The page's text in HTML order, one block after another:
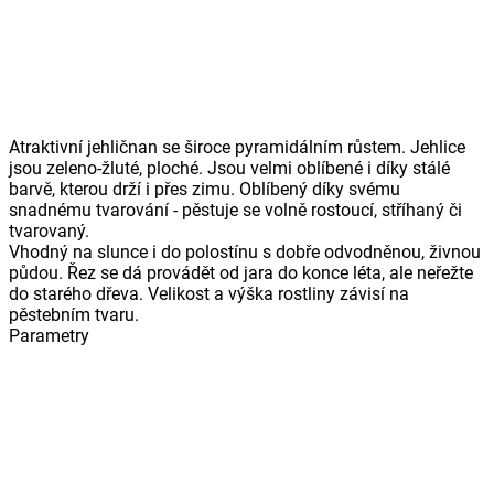
Atraktivní jehličnan se široce pyramidálním růstem. Jehlice
jsou zeleno-žluté, ploché. Jsou velmi oblíbené i díky stálé
barvě, kterou drží i přes zimu. Oblíbený díky svému
snadnému tvarování - pěstuje se volně rostoucí, stříhaný či
tvarovaný.
Vhodný na slunce i do polostínu s dobře odvodněnou, živnou
půdou. Řez se dá provádět od jara do konce léta, ale neřežte
do starého dřeva. Velikost a výška rostliny závisí na
pěstebním tvaru.
Parametry